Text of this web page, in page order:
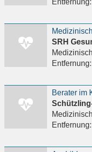
Entfernung:
SRH
Entfernung:
Berater im
Entfernung: